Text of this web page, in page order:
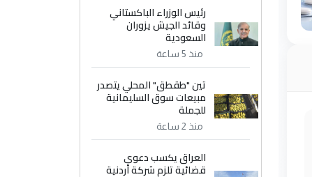
رئيس الوزراء الباكستاني
وقائد الجيش يزوران
السعودية
منذ 5 ساعة
تين "طقطق" المحلي يتصدر
مبيعات سوق السليمانية
للجملة
منذ 2 ساعة
العراق يكسب دعوى
قضائية تلزم شركة أردنية